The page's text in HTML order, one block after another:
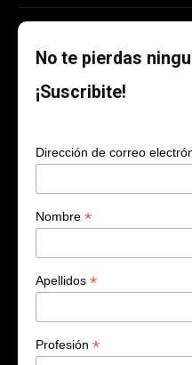
No te pierdas
¡Suscribite!
Dirección de correo
Nombre *
Apellidos *
Profesión *